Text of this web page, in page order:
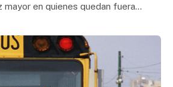
mayor en quienes quedan fuera…